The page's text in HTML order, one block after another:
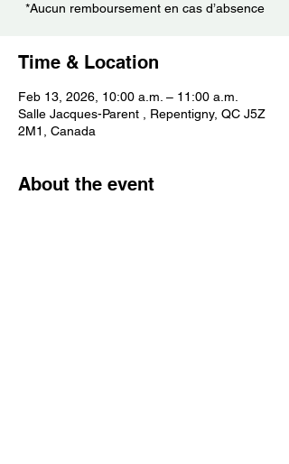
*Aucun remboursement en cas d’absence
Time & Location
Feb 13, 2026, 10:00 a.m. – 11:00 a.m.
Salle Jacques-Parent , Repentigny, QC J5Z
2M1, Canada
About the event